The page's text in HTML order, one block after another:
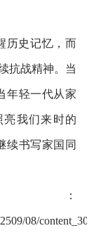
历史记忆，而
抗战精神。当
年轻一代从家
我们来时的
续书写家国同
08/